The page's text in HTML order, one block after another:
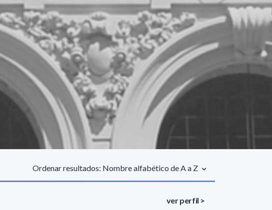
Ordenar resultados: Nombre alfabético de A a Z
ver perfil >